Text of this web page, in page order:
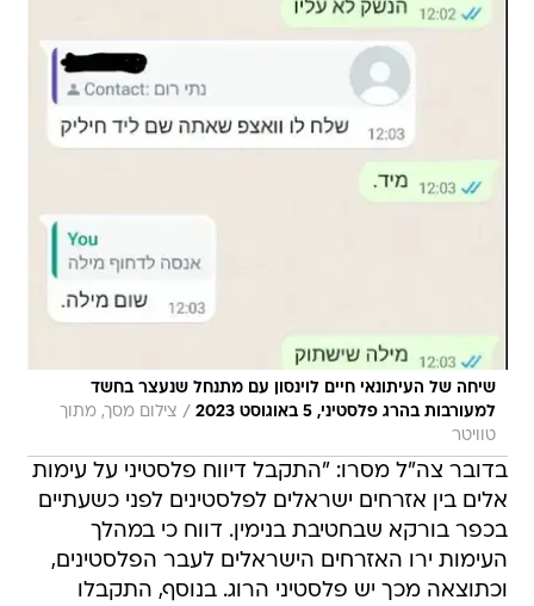
שיחה של העיתונאי חיים לוינסון עם מתנחל שנעצר בחשד
למעורבות בהרג פלסטיני, 5 באוגוסט 2023
/ צילום מסך, מתוך
טוויטר
בדובר צה"ל מסרו: "התקבל דיווח פלסטיני על עימות
אלים בין אזרחים ישראלים לפלסטינים לפני כשעתיים
בכפר בורקא שבחטיבת בנימין. דווח כי במהלך
העימות ירו האזרחים הישראלים לעבר הפלסטינים,
וכתוצאה מכך יש פלסטיני הרוג. בנוסף, התקבלו